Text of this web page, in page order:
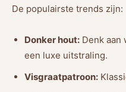
De populairste trends zijn:
Donker hout: Denk aan
een luxe uitstraling.
Visgraatpatroon: